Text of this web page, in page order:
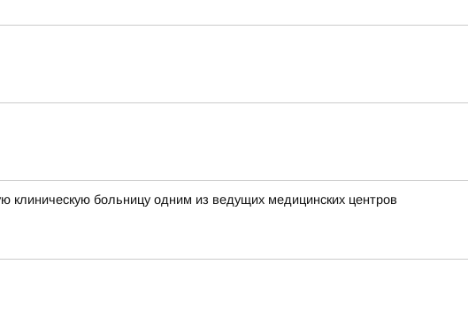
больницу одним из ведущих медицинских центров